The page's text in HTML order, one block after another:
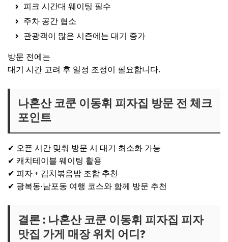
피크 시간대 웨이팅 필수
주차 공간 협소
관광객이 많은 시즌에는 대기 증가
방문 전에는
대기 시간 고려 후 일정 조정이 필요합니다.
나혼산 코쿤 이동휘 피자집 방문 전 체크
포인트
✔ 오픈 시간 맞춰 방문 시 대기 최소화 가능
✔ 캐치테이블 웨이팅 활용
✔ 피자 + 김치볶음밥 조합 추천
✔ 광복동·남포동 여행 코스와 함께 방문 추천
결론 : 나혼산 코쿤 이동휘 피자집 피자
맛집 가게 매장 위치 어디?